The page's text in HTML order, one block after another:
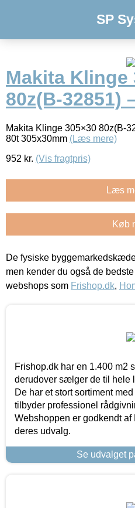
SP
Makita Klinge
80z(B-32851)
Makita Klinge 305×30 80z(B-
80t 305x30mm (Læs mere)
952 kr. (Vis fragtpris)
Læs
Køb
De fysiske
men kender du også de
webshops som Frishop.dk,
Frishop.dk har en 1.400 m2
derudover sælger de til hele
De har et stort sortiment
tilbyder professionel
Webshoppen er godkendt
deres udvalg.
Se udvalget